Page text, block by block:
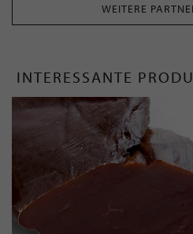
WEITERE
INTERESSANTE